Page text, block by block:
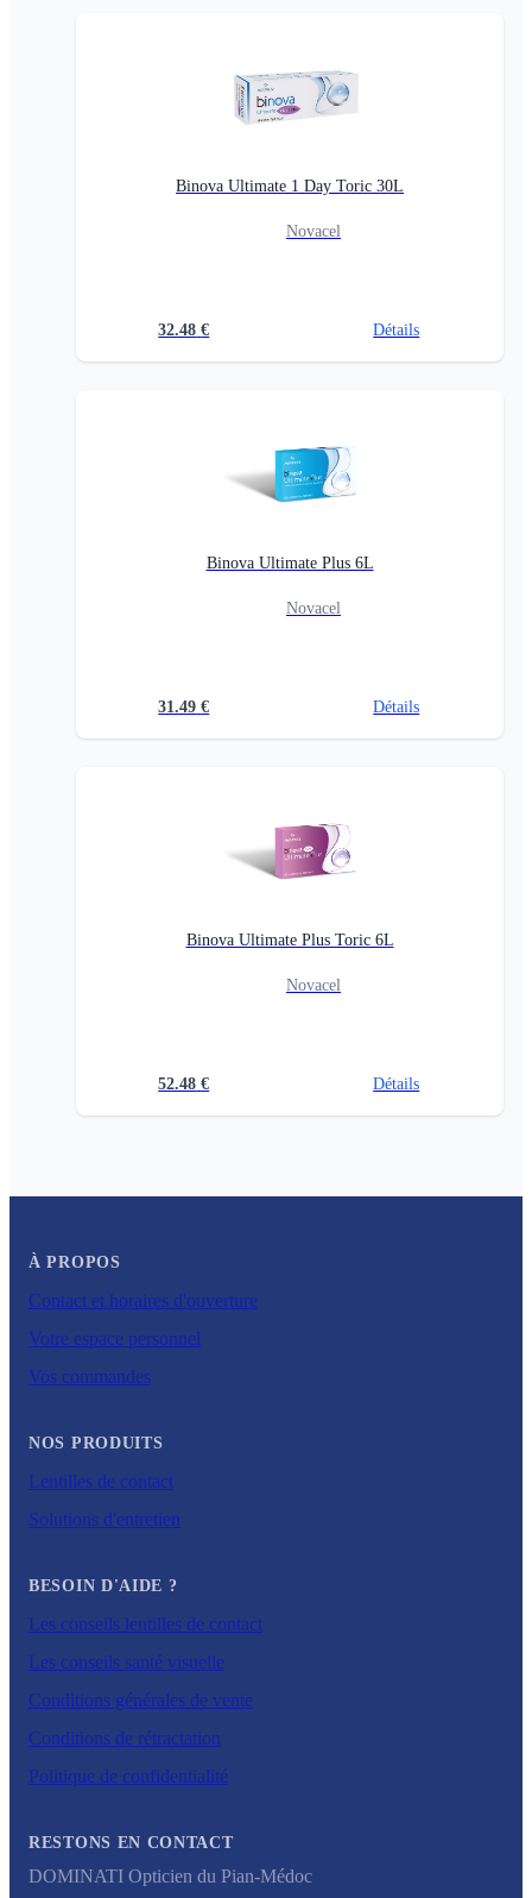
Binova Ultimate 1 Day Toric 30L
Novacel
32.48 € Détails
Binova Ultimate Plus 6L
Novacel
31.49 € Détails
Binova Ultimate Plus Toric 6L
Novacel
52.48 € Détails
À PROPOS
Contact et horaires d'ouverture
Votre espace personnel
Vos commandes
NOS PRODUITS
Lentilles de contact
Solutions d'entretien
BESOIN D'AIDE ?
Les conseils lentilles de contact
Les conseils santé visuelle
Conditions générales de vente
Conditions de rétractation
Politique de confidentialité
RESTONS EN CONTACT
DOMINATI Opticien du Pian-Médoc